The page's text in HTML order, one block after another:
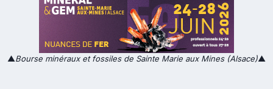
▲Bourse minéraux et fossiles de Sainte Marie aux Mines (Alsace)▲